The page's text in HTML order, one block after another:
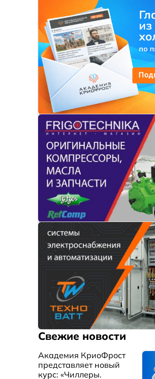
Свежие новости
Академия КриоФрост
представляет новый
курс: «Чиллеры.